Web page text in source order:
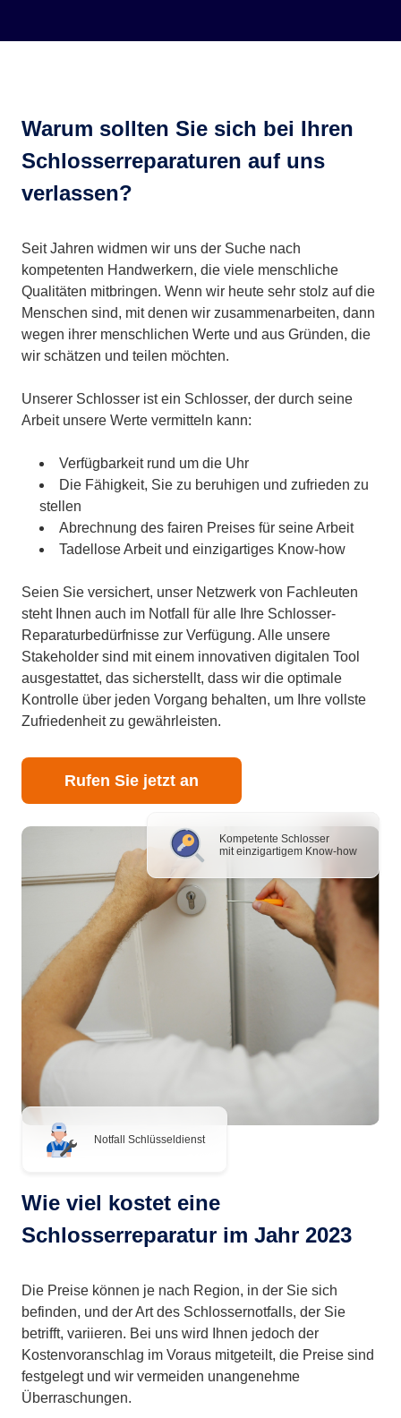
Kompetente Schlosser
mit einzigartigem Know-how
Notfall Schlüsseldienst
Warum sollten Sie sich bei Ihren
Schlosserreparaturen auf uns
verlassen?
Seit Jahren widmen wir uns der Suche nach
kompetenten Handwerkern, die viele menschliche
Qualitäten mitbringen. Wenn wir heute sehr stolz auf die
Menschen sind, mit denen wir zusammenarbeiten, dann
wegen ihrer menschlichen Werte und aus Gründen, die
wir schätzen und teilen möchten.
Unserer Schlosser ist ein Schlosser, der durch seine
Arbeit unsere Werte vermitteln kann:
Verfügbarkeit rund um die Uhr
Die Fähigkeit, Sie zu beruhigen und zufrieden zu
stellen
Abrechnung des fairen Preises für seine Arbeit
Tadellose Arbeit und einzigartiges Know-how
Seien Sie versichert, unser Netzwerk von Fachleuten
steht Ihnen auch im Notfall für alle Ihre Schlosser-
Reparaturbedürfnisse zur Verfügung. Alle unsere
Stakeholder sind mit einem innovativen digitalen Tool
ausgestattet, das sicherstellt, dass wir die optimale
Kontrolle über jeden Vorgang behalten, um Ihre vollste
Zufriedenheit zu gewährleisten.
Rufen Sie jetzt an
Wie viel kostet eine
Schlosserreparatur im Jahr 2023
Die Preise können je nach Region, in der Sie sich
befinden, und der Art des Schlossernotfalls, der Sie
betrifft, variieren. Bei uns wird Ihnen jedoch der
Kostenvoranschlag im Voraus mitgeteilt, die Preise sind
festgelegt und wir vermeiden unangenehme
Überraschungen.